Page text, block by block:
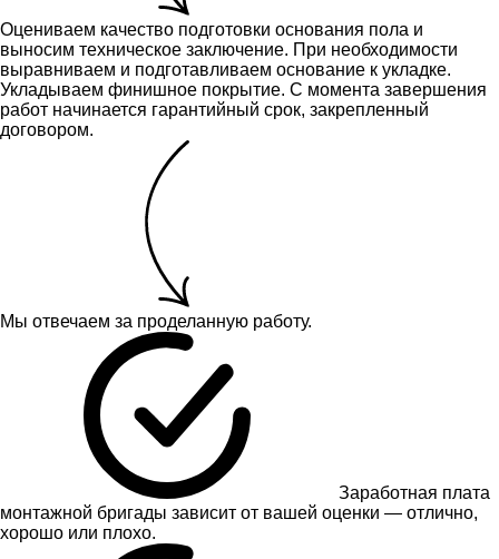
Оцениваем качество подготовки основания пола и
выносим техническое заключение. При необходимости
выравниваем и подготавливаем основание к укладке.
Укладываем финишное покрытие. С момента завершения
работ начинается гарантийный срок, закрепленный
договором.
Мы отвечаем за проделанную работу.
Заработная плата
монтажной бригады зависит от вашей оценки — отлично,
хорошо или плохо.